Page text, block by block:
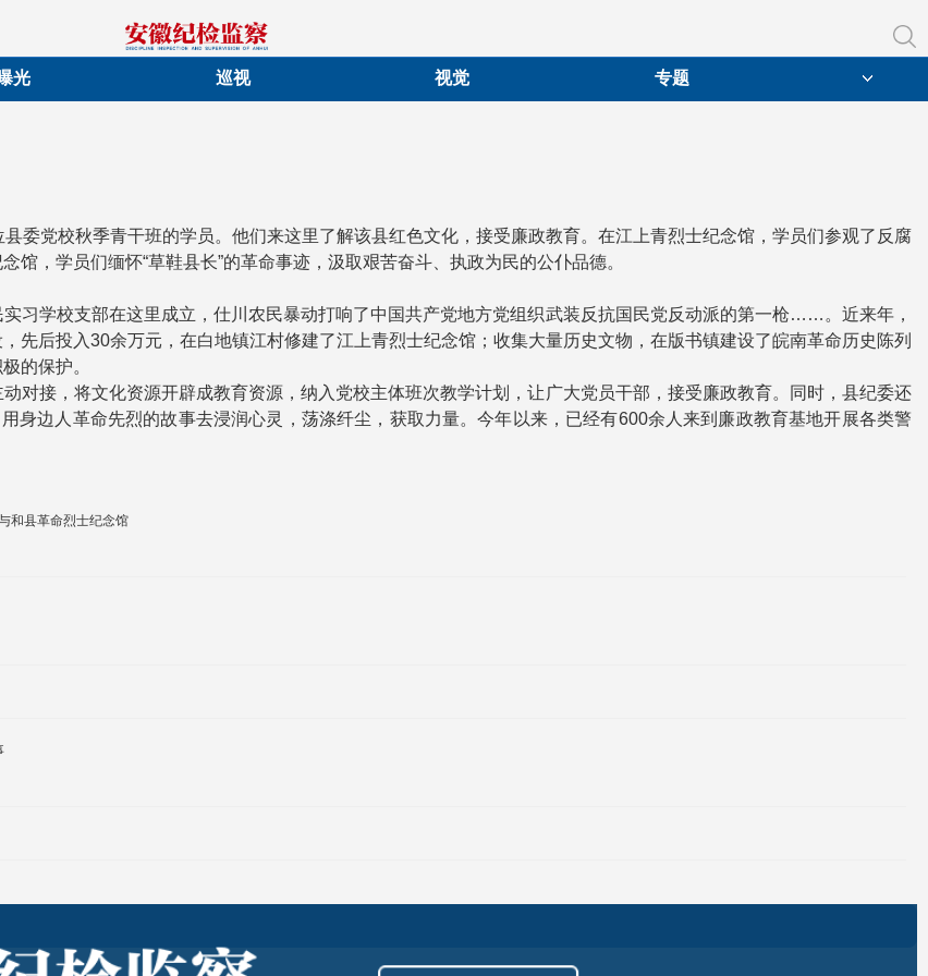
光 巡视 视觉 专题
党校秋季青干班的学员。他们来这里了解该县红色文化，接受廉政教育。在江上青烈士纪念馆，学员们参观了反腐
，学员们缅怀“草鞋县长”的革命事迹，汲取艰苦奋斗、执政为民的公仆品德。
学校支部在这里成立，仕川农民暴动打响了中国共产党地方党组织武装反抗国民党反动派的第一枪……。近来年，
先后投入30余万元，在白地镇江村修建了江上青烈士纪念馆；收集大量历史文物，在版书镇建设了皖南革命历史陈列
的保护。
对接，将文化资源开辟成教育资源，纳入党校主体班次教学计划，让广大党员干部，接受廉政教育。同时，县纪委还
身边人革命先烈的故事去浸润心灵，荡涤纤尘，获取力量。今年以来，已经有600余人来到廉政教育基地开展各类警
和县革命烈士纪念馆